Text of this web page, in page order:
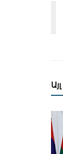
Այլ